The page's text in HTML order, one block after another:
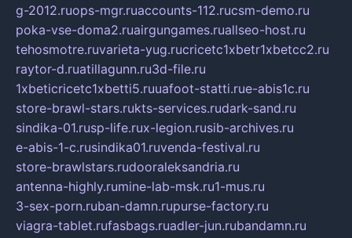
g-2012.ruops-mgr.ruaccounts-112.rucsm-demo.ru
poka-vse-doma2.ruairgungames.ruallseo-host.ru
tehosmotre.ruvarieta-yug.rucricetc1xbetr1xbetcc2.ru
raytor-d.ruatillagunn.ru3d-file.ru
1xbeticricetc1xbetti5.ruuafoot-statti.rue-abis1c.ru
store-brawl-stars.rukts-services.rudark-sand.ru
sindika-01.rusp-life.rux-legion.rusib-archives.ru
e-abis-1-c.rusindika01.ruvenda-festival.ru
store-brawlstars.rudooraleksandria.ru
antenna-highly.rumine-lab-msk.ru1-mus.ru
3-sex-porn.ruban-damn.rupurse-factory.ru
viagra-tablet.rufasbags.ruadler-jun.rubandamn.ru